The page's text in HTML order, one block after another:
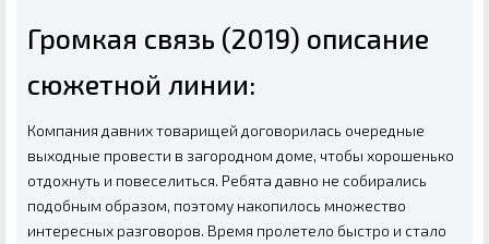
Громкая связь (2019) описание
сюжетной линии:
Компания давних товарищей договорилась очередные
выходные провести в загородном доме, чтобы хорошенько
отдохнуть и повеселиться. Ребята давно не собирались
подобным образом, поэтому накопилось множество
интересных разговоров. Время пролетело быстро и стало